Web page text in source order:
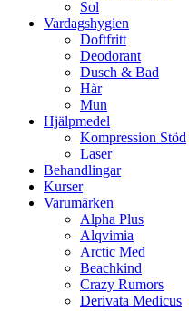
Sol
Vardagshygien
Doftfritt
Deodorant
Dusch & Bad
Hår
Mun
Hjälpmedel
Kompression Stöd
Laser
Behandlingar
Kurser
Varumärken
Alpha Plus
Alqvimia
Arctic Med
Beachkind
Crazy Rumors
Derivata Medicus